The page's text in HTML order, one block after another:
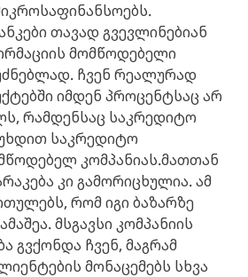
თავად გვევლინებიან
მომწოდებელი
ჩვენ რეალურად
იმდენ პროცენტსაც არ
რამდენსაც საკრედიტო
საკრედიტო
კომპანიას.მათთან
კი გამორიცხულია. ამ
რომ იგი ბაზარზე
მსგავსი კომპანიის
გვქონდა ჩვენ, მაგრამ
მონაცემებს სხვა